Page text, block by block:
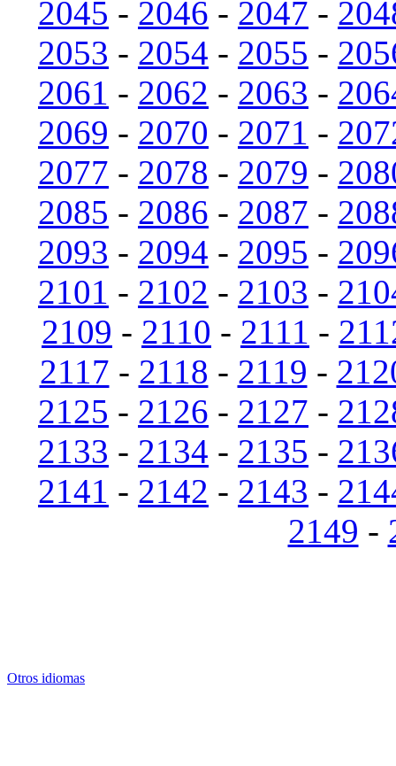
2045 - 2046 - 2047 -
2053 - 2054 - 2055 -
2061 - 2062 - 2063 -
2069 - 2070 - 2071 -
2077 - 2078 - 2079 -
2085 - 2086 - 2087 -
2093 - 2094 - 2095 -
2101 - 2102 - 2103 -
2109 - 2110 - 2111 -
2117 - 2118 - 2119 -
2125 - 2126 - 2127 -
2133 - 2134 - 2135 -
2141 - 2142 - 2143 -
2149 -
Otros idiomas